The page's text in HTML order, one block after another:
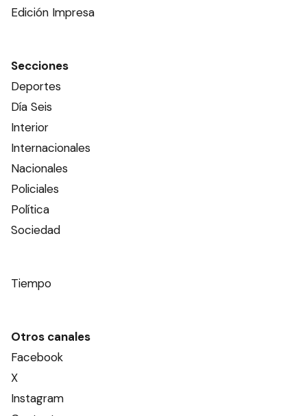
Edición Impresa
Secciones
Deportes
Día Seis
Interior
Internacionales
Nacionales
Policiales
Política
Sociedad
Tiempo
Otros canales
Facebook
X
Instagram